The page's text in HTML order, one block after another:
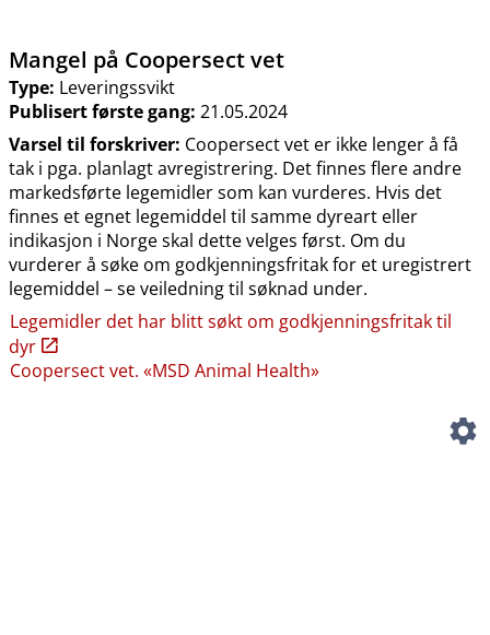
Mangel på Coopersect vet
Type: Leveringssvikt
Publisert første gang: 21.05.2024
Varsel til forskriver: Coopersect vet er ikke lenger å få
tak i pga. planlagt avregistrering. Det finnes flere andre
markedsførte legemidler som kan vurderes. Hvis det
finnes et egnet legemiddel til samme dyreart eller
indikasjon i Norge skal dette velges først. Om du
vurderer å søke om godkjenningsfritak for et uregistrert
legemiddel – se veiledning til søknad under.
Legemidler det har blitt søkt om godkjenningsfritak til
dyr
Coopersect vet. «MSD Animal Health»